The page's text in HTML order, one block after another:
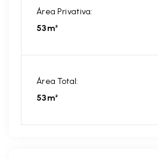
Área Privativa:
53m²
Área Total:
53m²